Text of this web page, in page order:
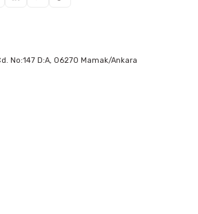
No:147 D:A, 06270 Mamak/Ankara